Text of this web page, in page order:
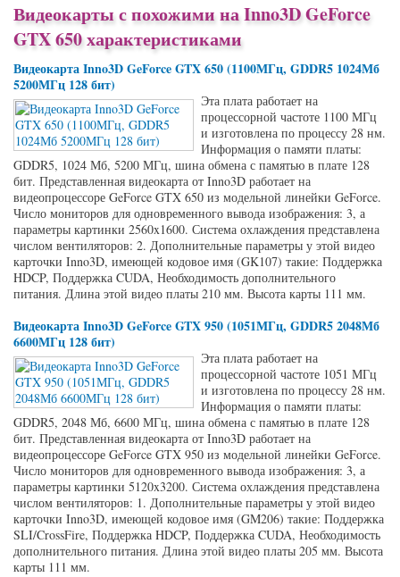
Видеокарты с похожими на Inno3D GeForce
GTX 650 характеристиками
Видеокарта Inno3D GeForce GTX 650 (1100МГц, GDDR5 1024Мб
5200МГц 128 бит)
Эта плата работает на
процессорной частоте 1100 МГц
и изготовлена по процессу 28 нм.
Информация о памяти платы:
GDDR5, 1024 Мб, 5200 МГц, шина обмена с памятью в плате 128
бит. Представленная видеокарта от Inno3D работает на
видеопроцессоре GeForce GTX 650 из модельной линейки GeForce.
Число мониторов для одновременного вывода изображения: 3, а
параметры картинки 2560x1600. Система охлаждения представлена
числом вентиляторов: 2. Дополнительные параметры у этой видео
карточки Inno3D, имеющей кодовое имя (GK107) такие: Поддержка
HDCP, Поддержка CUDA, Необходимость дополнительного
питания. Длина этой видео платы 210 мм. Высота карты 111 мм.
Видеокарта Inno3D GeForce GTX 950 (1051МГц, GDDR5 2048Мб
6600МГц 128 бит)
Эта плата работает на
процессорной частоте 1051 МГц
и изготовлена по процессу 28 нм.
Информация о памяти платы:
GDDR5, 2048 Мб, 6600 МГц, шина обмена с памятью в плате 128
бит. Представленная видеокарта от Inno3D работает на
видеопроцессоре GeForce GTX 950 из модельной линейки GeForce.
Число мониторов для одновременного вывода изображения: 3, а
параметры картинки 5120x3200. Система охлаждения представлена
числом вентиляторов: 1. Дополнительные параметры у этой видео
карточки Inno3D, имеющей кодовое имя (GM206) такие: Поддержка
SLI/CrossFire, Поддержка HDCP, Поддержка CUDA, Необходимость
дополнительного питания. Длина этой видео платы 205 мм. Высота
карты 111 мм.